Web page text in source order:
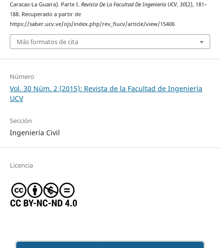
Caracas-La Guaira). Parte I. Revista De La Facultad De Ingeniería UCV, 30(2), 181–
188. Recuperado a partir de
https://saber.ucv.ve/ojs/index.php/rev_fiucv/article/view/15406
Más formatos de cita
Número
Vol. 30 Núm. 2 (2015): Revista de la Facultad de Ingeniería
UCV
Sección
Ingeniería Civil
Licencia